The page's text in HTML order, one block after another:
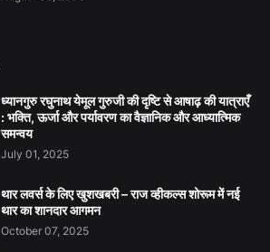
ध्यानगुरु रघुनाथ येमूल गुरुजी की दृष्टि से आषाढ़ की यात्राएँ
: भक्ति, ऊर्जा और पर्यावरण का वैज्ञानिक और आध्यात्मिक
समन्वय
July 01, 2025
थार लवर्स के लिए खुशखबरी – राज व्हीकल्स शोरूम में नई
थार का शानदार आगमन
October 07, 2025